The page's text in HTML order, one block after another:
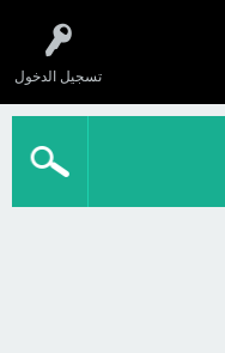
تسجيل الدخول